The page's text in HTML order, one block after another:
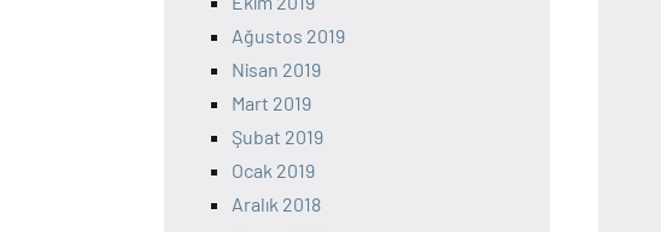
Ağustos 2019
Nisan 2019
Mart 2019
Şubat 2019
Ocak 2019
Aralık 2018